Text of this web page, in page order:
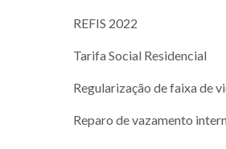
REFIS 2022
Tarifa Social Residencial
Regularização de faixa de
Reparo de vazamento